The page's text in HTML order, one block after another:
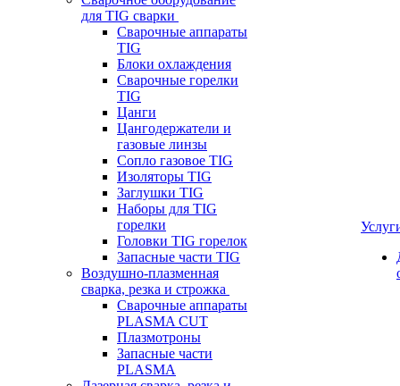
для TIG сварки
Сварочные аппараты
TIG
Блоки охлаждения
Сварочные горелки
TIG
Цанги
Цангодержатели и
газовые линзы
Сопло газовое TIG
Изоляторы TIG
Заглушки TIG
Наборы для TIG
горелки
Головки TIG горелок
Запасные части TIG
Воздушно-плазменная
сварка, резка и строжка
Сварочные аппараты
PLASMA CUT
Плазмотроны
Запасные части
PLASMA